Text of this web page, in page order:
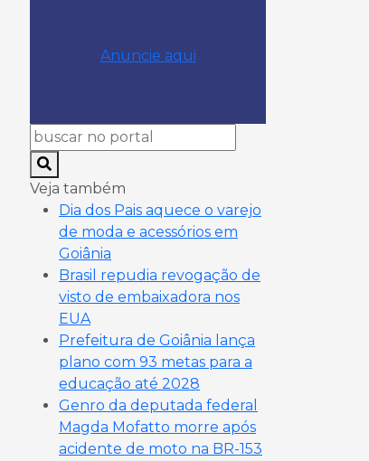
Anuncie aqui
Veja também
Dia dos Pais aquece o varejo
de moda e acessórios em
Goiânia
Brasil repudia revogação de
visto de embaixadora nos
EUA
Prefeitura de Goiânia lança
plano com 93 metas para a
educação até 2028
Genro da deputada federal
Magda Mofatto morre após
acidente de moto na BR-153